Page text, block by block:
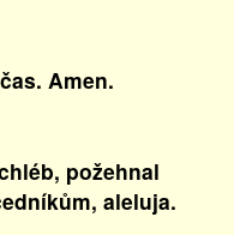
Amen.
požehnal
aleluja.